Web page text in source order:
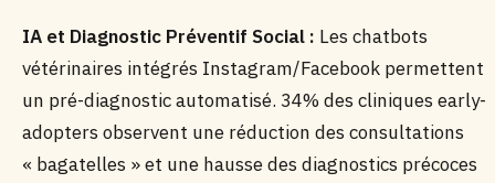
IA et Diagnostic Préventif Social : Les chatbots
vétérinaires intégrés Instagram/Facebook permettent
un pré-diagnostic automatisé. 34% des cliniques early-
adopters observent une réduction des consultations
« bagatelles » et une hausse des diagnostics précoces